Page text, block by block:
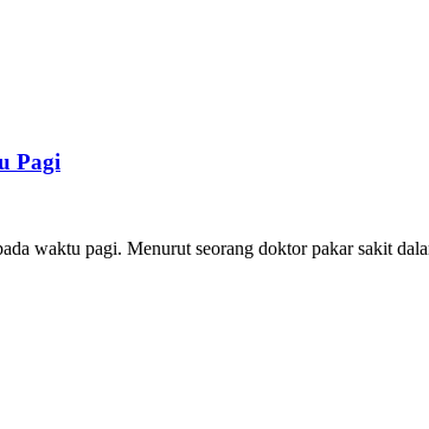
Pagi
waktu pagi. Menurut seorang doktor pakar sakit